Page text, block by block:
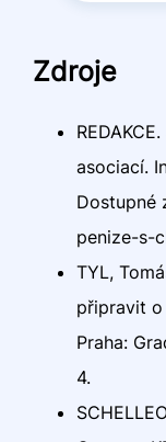
Zdroje
asociací.
Dostupné
penize-s-
TYL,
připravit o
Praha:
4.